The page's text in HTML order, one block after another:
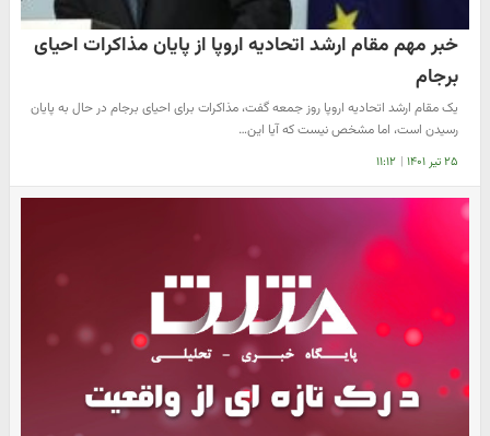
خبر مهم مقام ارشد اتحادیه اروپا از پایان مذاکرات احیای
برجام
یک مقام ارشد اتحادیه اروپا روز جمعه گفت، مذاکرات برای احیای برجام در حال به پایان
رسیدن است، اما مشخص نیست که آیا این…
۲۵ تیر ۱۴۰۱ | ۱۱:۱۲